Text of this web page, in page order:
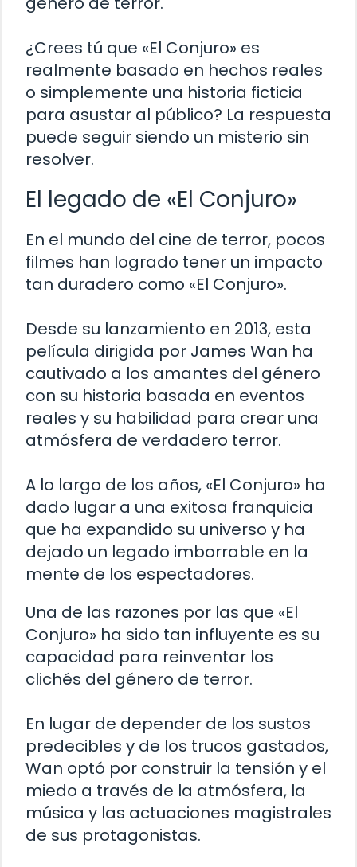
¿Crees tú que «El Conjuro» es
realmente basado en hechos reales
o simplemente una historia ficticia
para asustar al público? La respuesta
puede seguir siendo un misterio sin
resolver.
El legado de «El Conjuro»
En el mundo del cine de terror, pocos
filmes han logrado tener un impacto
tan duradero como «El Conjuro».
Desde su lanzamiento en 2013, esta
película dirigida por James Wan ha
cautivado a los amantes del género
con su historia basada en eventos
reales y su habilidad para crear una
atmósfera de verdadero terror.
A lo largo de los años, «El Conjuro» ha
dado lugar a una exitosa franquicia
que ha expandido su universo y ha
dejado un legado imborrable en la
mente de los espectadores.
Una de las razones por las que «El
Conjuro» ha sido tan influyente es su
capacidad para reinventar los
clichés del género de terror.
En lugar de depender de los sustos
predecibles y de los trucos gastados,
Wan optó por construir la tensión y el
miedo a través de la atmósfera, la
música y las actuaciones magistrales
de sus protagonistas.